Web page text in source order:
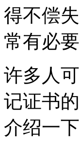
得不偿
常有必要
许多人
记证书
介绍一